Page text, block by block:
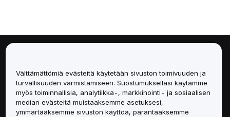
Palvelut
Tuki
Välttämättömiä evästeitä käytetään sivuston toimivuuden ja
turvallisuuden varmistamiseen. Suostumuksellasi käytämme
myös toiminnallisia, analytiikka-, markkinointi- ja sosiaalisen
median evästeitä muistaaksemme asetuksesi,
ymmärtääksemme sivuston käyttöä, parantaaksemme